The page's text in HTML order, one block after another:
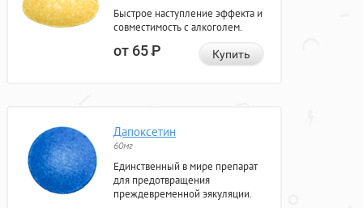
Быстрое наступление эффекта и
совместимость с алкоголем.
от 65Р Купить
Дапоксетин
60мг
Единственный в мире препарат
для предотвращения
преждевременной эякуляции.